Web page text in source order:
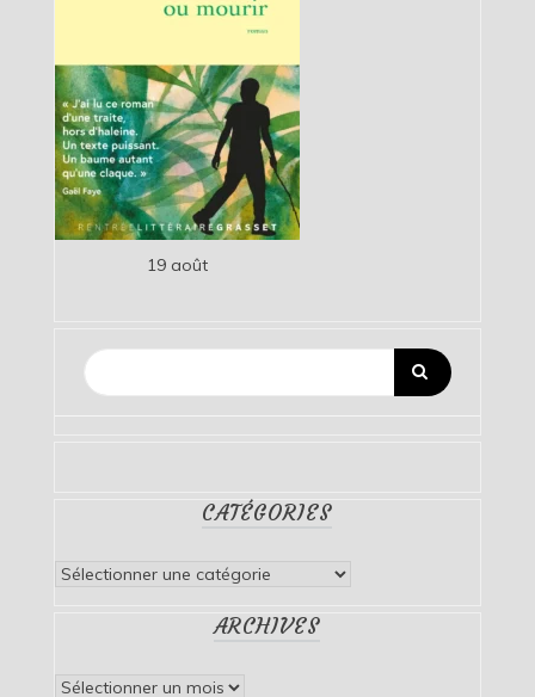
19 août
CATÉGORIES
Catégories
ARCHIVES
Archives